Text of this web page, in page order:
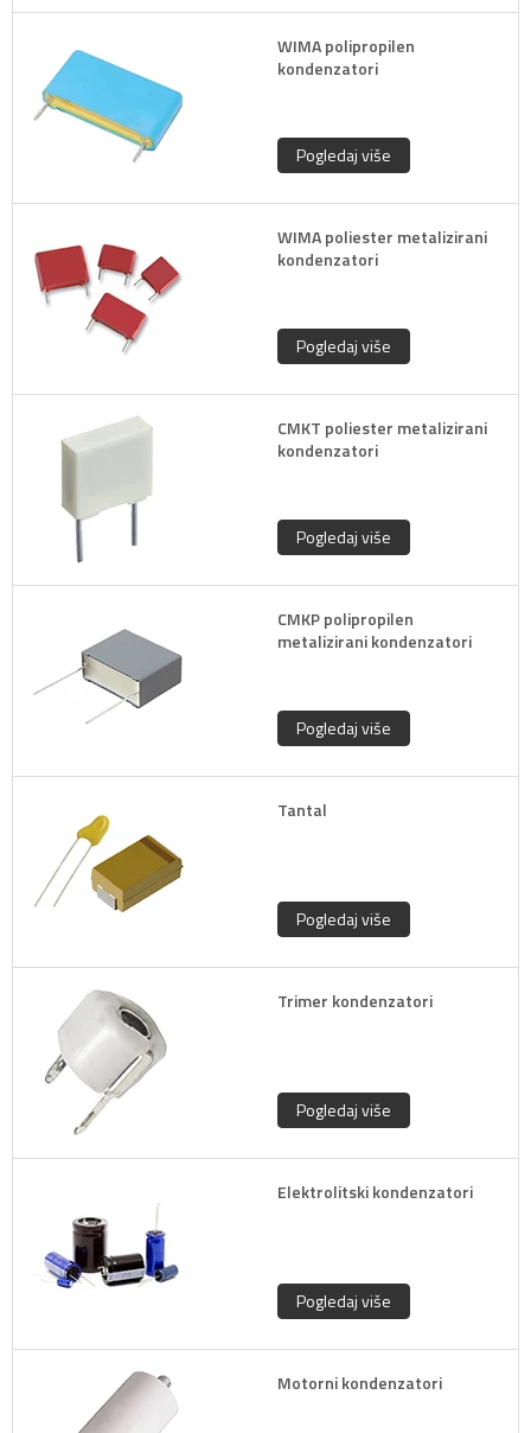
WIMA polipropilen
kondenzatori
Pogledaj više
WIMA poliester metalizirani
kondenzatori
Pogledaj više
CMKT poliester metalizirani
kondenzatori
Pogledaj više
CMKP polipropilen
metalizirani kondenzatori
Pogledaj više
Tantal
Pogledaj više
Trimer kondenzatori
Pogledaj više
Elektrolitski kondenzatori
Pogledaj više
Motorni kondenzatori